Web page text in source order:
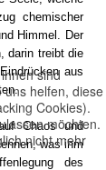
chemischer
Himmel. Der
darin treibt die
aus
Chaos und
was ihm
des
sind
uns helfen, diese
Cookies).
möchten.
nicht mehr